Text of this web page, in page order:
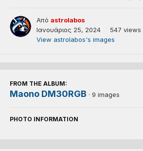
Από astrolabos
Ιανουάριος 25, 2024
547 views
View astrolabos's images
FROM THE ALBUM:
Maono DM30RGB · 9 images
PHOTO INFORMATION